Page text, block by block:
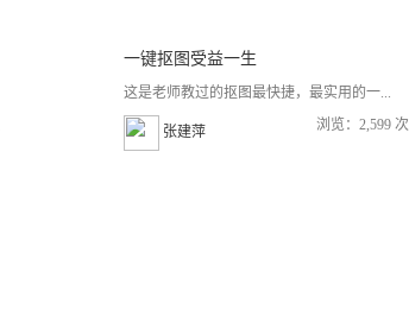
一键抠图受益一生
这是老师教过的抠图最快捷，最实用的一...
张建萍 浏览：2,599 次